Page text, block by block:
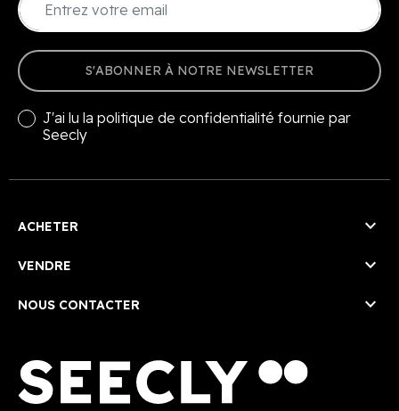
S'ABONNER À NOTRE NEWSLETTER
J'ai lu la politique de confidentialité fournie par
Seecly
ACHETER 
VENDRE 
NOUS CONTACTER 